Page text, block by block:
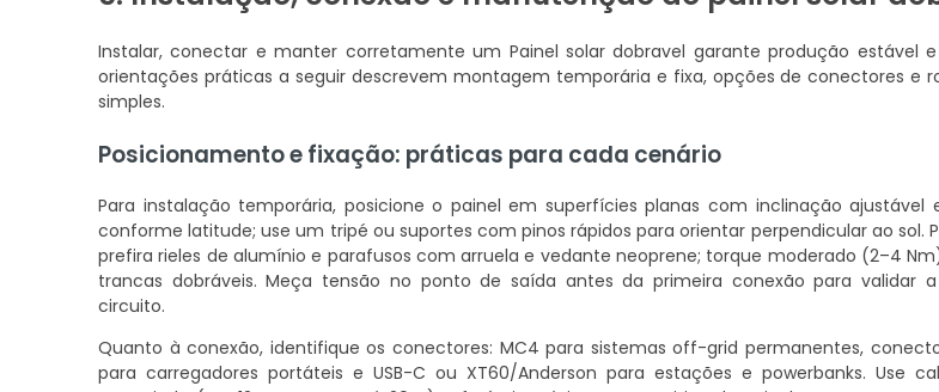
Instalar, conectar e manter corretamente um Painel solar dobravel garante produção estável
orientações práticas a seguir descrevem montagem temporária e fixa, opções de conectores e
simples.
Posicionamento e fixação: práticas para cada cenário
Para instalação temporária, posicione o painel em superfícies planas com inclinação ajustável
conforme latitude; use um tripé ou suportes com pinos rápidos para orientar perpendicular ao sol.
prefira rieles de alumínio e parafusos com arruela e vedante neoprene; torque moderado (2–4
trancas dobráveis. Meça tensão no ponto de saída antes da primeira conexão para validar
circuito.
Quanto à conexão, identifique os conectores: MC4 para sistemas off-grid permanentes,
para carregadores portáteis e USB-C ou XT60/Anderson para estações e powerbanks. Use